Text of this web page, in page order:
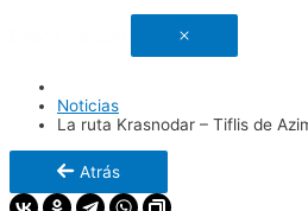
Noticias
La ruta Krasnodar – Tiflis de
Atrás